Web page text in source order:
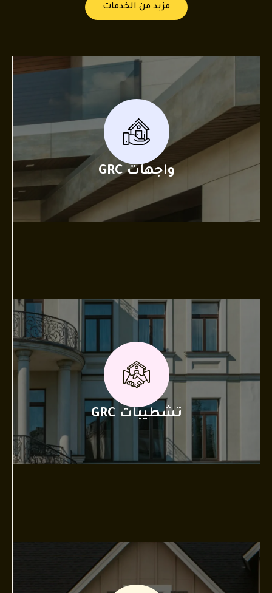
مزيد من الخدمات
واجهات GRC
تشطيبات GRC